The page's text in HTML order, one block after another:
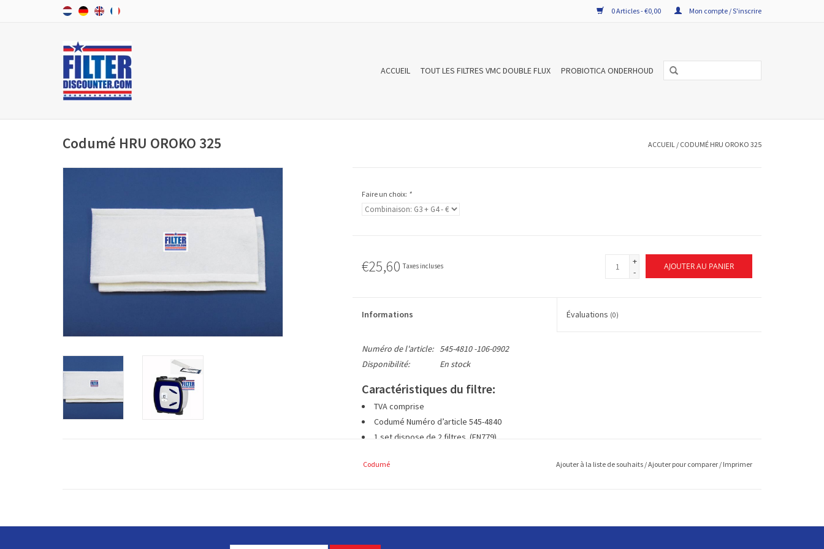
0 Articles - €0,00 Mon compte / S'inscrire
ACCUEIL TOUT LES FILTRES VMC DOUBLE FLUX PROBIOTICA ONDERHOUD
Codumé HRU OROKO 325 ACCUEIL / CODUMÉ HRU OROKO 325
Faire un choix: *
€25,60 Taxes incluses
+
-
AJOUTER AU PANIER
Informations Évaluations (0)
Numéro de l'article:
545-4810 -106-0902
Disponibilité:
En stock
Caractéristiques du filtre:
TVA comprise
Codumé Numéro d’article 545-4840
1 set dispose de 2 filtres (EN779)
Codumé Ajouter à la liste de souhaits /Ajouter pour comparer / Imprimer